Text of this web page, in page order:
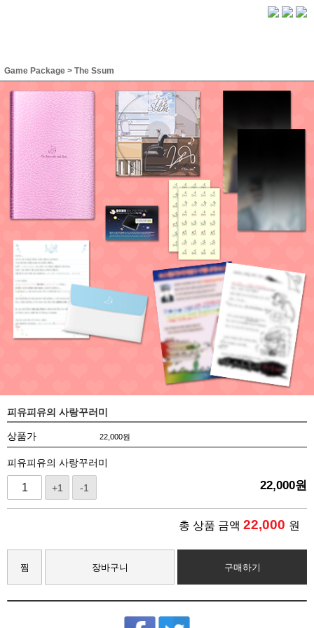
Game Package > The Ssum
피유피유의 사랑꾸러미
상품가 22,000원
피유피유의 사랑꾸러미
+1 -1 22,000원
총 상품 금액 22,000 원
찜 장바구니 구매하기